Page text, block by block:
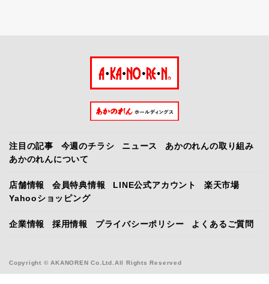
Copyright © AKANOREN Co.Ltd.All Rights Reserved
注目の記事 今週のチラシ ニュース
あかのれんの取り組み
あかのれんについて
店舗情報 会員特典情報 LINE公式アカウント
楽天市場
Yahooショッピング
企業情報 採用情報 プライバシーポリシー よくあるご質問